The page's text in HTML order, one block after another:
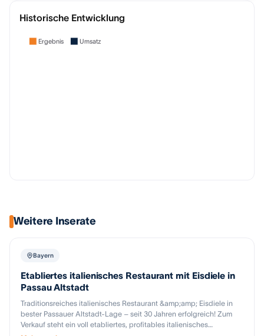
Historische Entwicklung
Ergebnis Umsatz
Weitere Inserate
Bayern
Etabliertes italienisches Restaurant mit Eisdiele in
Passau Altstadt
Traditionsreiches italienisches Restaurant &amp;amp; Eisdiele in
bester Passauer Altstadt-Lage – seit 30 Jahren erfolgreich! Zum
Verkauf steht ein voll etabliertes, profitables italienisches